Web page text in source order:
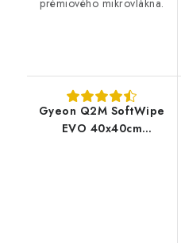
Gyeon Q2M SoftWipe
EVO 40x40cm